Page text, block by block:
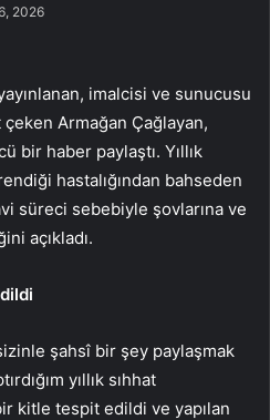
2026
imalcisi ve sunucusu
Armağan Çağlayan,
bir haber paylaştı. Yıllık
hastalığından bahseden
süreci sebebiyle şovlarına ve
açıkladı.
şahsî bir şey paylaşmak
yıllık sıhhat
kitle tespit edildi ve yapılan